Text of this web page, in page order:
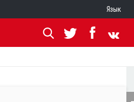
Язык